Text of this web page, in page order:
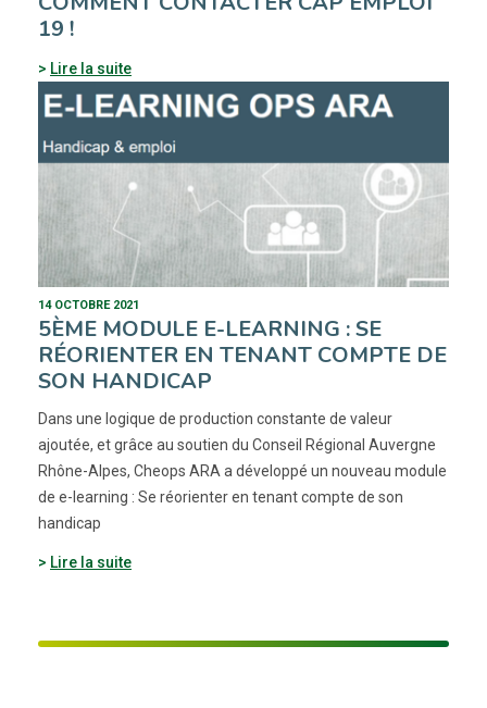
19 !
Lire la suite
14 OCTOBRE 2021
5ÈME MODULE E-LEARNING : SE
RÉORIENTER EN TENANT COMPTE DE
SON HANDICAP
Dans une logique de production constante de valeur
ajoutée, et grâce au soutien du Conseil Régional Auvergne
Rhône-Alpes, Cheops ARA a développé un nouveau module
de e-learning : Se réorienter en tenant compte de son
handicap
Lire la suite